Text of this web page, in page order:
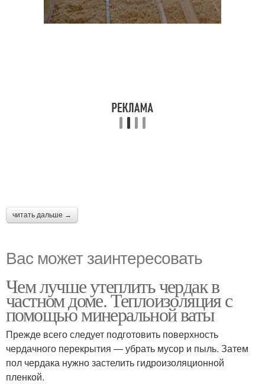
читать дальше →
Вас может заинтересовать
Чем лучше утеплить чердак в
частном доме. Теплоизоляция с
помощью минеральной ваты
Прежде всего следует подготовить поверхность
чердачного перекрытия — убрать мусор и пыль. Затем
пол чердака нужно застелить гидроизоляционной
пленкой.